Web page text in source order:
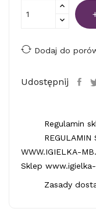
Dodaj do
Udostępnij
Regulamin
REGULAMIN
WWW.IGIELKA-
Sklep
Zasady